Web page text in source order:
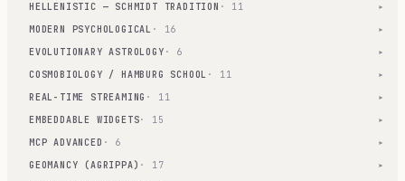
HELLENISTIC — SCHMIDT TRADITION · 11 ▾
MODERN PSYCHOLOGICAL · 16 ▾
EVOLUTIONARY ASTROLOGY · 6 ▾
COSMOBIOLOGY / HAMBURG SCHOOL · 11 ▾
REAL-TIME STREAMING · 11 ▾
EMBEDDABLE WIDGETS· 15 ▾
MCP ADVANCED · 6 ▾
GEOMANCY (AGRIPPA) · 17 ▾